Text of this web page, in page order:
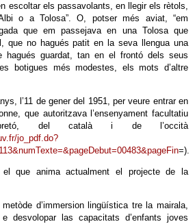
escoltar els passavolants, en llegir els rètols,
o a Tolosa”. O, potser més aviat, “em
que em passejava en una Tolosa que
que no hagués patit en la seva llengua una
hagués guardat, tan en el frontó dels seus
botigues més modestes, els mots d’altre
l’11 de gener del 1951, per veure entrar en
que autoritzava l’ensenyament facultatiu
del català i de l’occità
jo_pdf.do?
=).
que anima actualment el projecte de la
d’immersion lingüística tre la mairala,
desvolopar las capacitats d’enfants joves